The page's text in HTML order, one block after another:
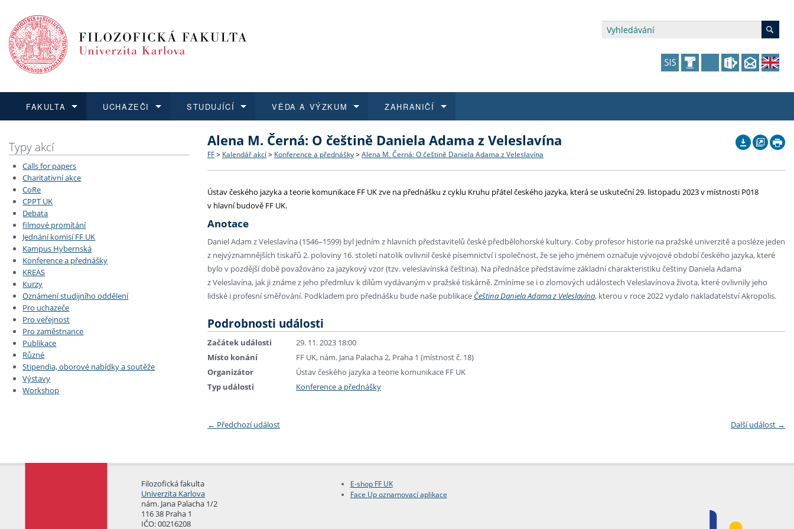
FAKULTA
Dozvědět se více
Struktura a historie
Strategie a další dokumenty
Podpora a benefity pro zaměstnance
Fakultní školy FF UK
Pro média a veřejnost
Knihovna
Vydavatelství FF UK
UCHAZEČI
Podat přihlášku
Co studovat a jak se přihlásit
Učitelské studijní programy
Informace k průběhu přijímacího řízení
Kurzy dalšího vzdělávání
Programy s mikrocertifikátem
STUDUJÍCÍ
Dozvědět se více
Bakalářské a magisterské studium
Doktorské studium
Rigorózní řízení
Kurzy dalšího vzdělávání
Studující se specifickými potřebami
VĚDA A VÝZKUM
Dozvědět se více
O vědě a výzkumu na FF UK
Akademické kvalifikace
Granty a projekty
Transfer & Impact Office
Vědecké ceny a fondy
ZAHRANIČÍ
Dozvědět se více
Aktuální nabídky a výběrová řízení
Vyjíždějící studenti
Přijíždějící studenti
Přijíždějící zaměstnanci
Mimofakultní financování výjezdů
Typy akcí
Calls for papers
Charitativní akce
CoRe
CPPT UK
Debata
filmové promítání
Jednání komisí FF UK
Kampus Hybernská
Konference a přednášky
KREAS
Kurzy
Oznámení studijního oddělení
Pro uchazeče
Pro veřejnost
Pro zaměstnance
Publikace
Různé
Stipendia, oborové nabídky a soutěže
Výstavy
Workshop
Alena M. Černá: O češtině Daniela Adama z Veleslavína
FF > Kalendář akcí > Konference a přednášky > Alena M. Černá: O češtině Daniela Adama z Veleslavína
Ústav českého jazyka a teorie komunikace FF UK zve na přednášku z cyklu Kruhu přátel českého jazyka, která se uskuteční 29. listopadu 2023 v místnosti P018
v hlavní budově FF UK.
Anotace
Daniel Adam z Veleslavína (1546–1599) byl jedním z hlavních představitelů české předbělohorské kultury. Coby profesor historie na pražské univerzitě a posléze jeden
z nejvýznamnějších tiskařů 2. poloviny 16. století natolik ovlivnil české písemnictví i společnost, že se jeho jménem označuje vývojové období českého jazyka, které
bylo v pozdější době považováno za jazykový vzor (tzv. veleslavínská čeština). Na přednášce představíme základní charakteristiku češtiny Daniela Adama
z Veleslavína, jak ji známe z jeho předmluv k dílům vydávaným v pražské tiskárně. Zmíníme se i o zlomových událostech Veleslavínova života, které ovlivnily jeho
lidské i profesní směřování. Podkladem pro přednášku bude naše publikace Čeština Daniela Adama z Veleslavína, kterou v roce 2022 vydalo nakladatelství Akropolis.
Podrobnosti události
Začátek události
29. 11. 2023 18:00
Místo konání
FF UK, nám. Jana Palacha 2, Praha 1 (místnost č. 18)
Organizátor
Ústav českého jazyka a teorie komunikace FF UK
Typ události
Konference a přednášky
← Předchozí událost Další událost →
Filozofická fakulta
Univerzita Karlova
nám. Jana Palacha 1/2
116 38 Praha 1
IČO: 00216208
E-shop FF UK
Face Up oznamovací aplikace